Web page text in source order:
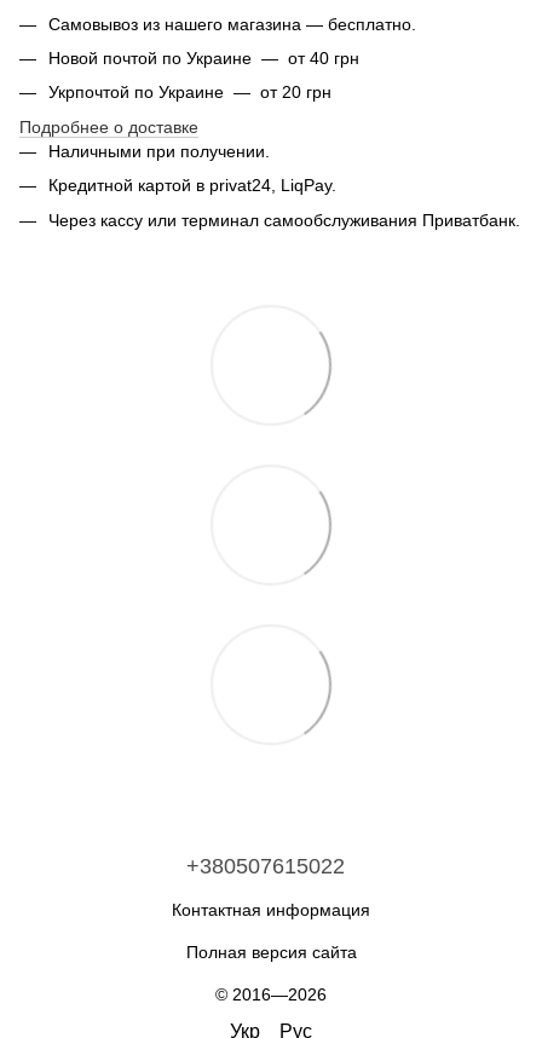
Самовывоз из нашего магазина — бесплатно.
Новой почтой по Украине — от 40 грн
Укрпочтой по Украине — от 20 грн
Подробнее о доставке
Наличными при получении.
Кредитной картой в privat24, LiqPay.
Через кассу или терминал самообслуживания Приватбанк.
+380507615022
Контактная информация
Полная версия сайта
© 2016—2026
Укр Рус